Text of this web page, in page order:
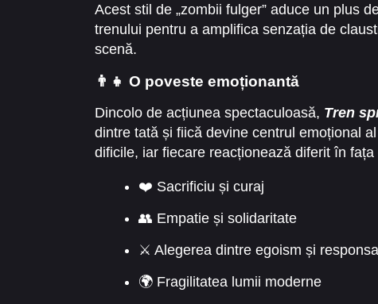
Acest stil de „zombii fulger” aduce un plus
trenului pentru a amplifica senzația de
scenă.
👨‍👧 O poveste emoționantă
Dincolo de acțiunea spectaculoasă, Tren
dintre tată și fiică devine centrul emoțional
dificile, iar fiecare reacționează diferit în
❤️ Sacrificiu și curaj
👥 Empatie și solidaritate
⚔ Alegerea dintre egoism și
🌍 Fragilitatea lumii moderne